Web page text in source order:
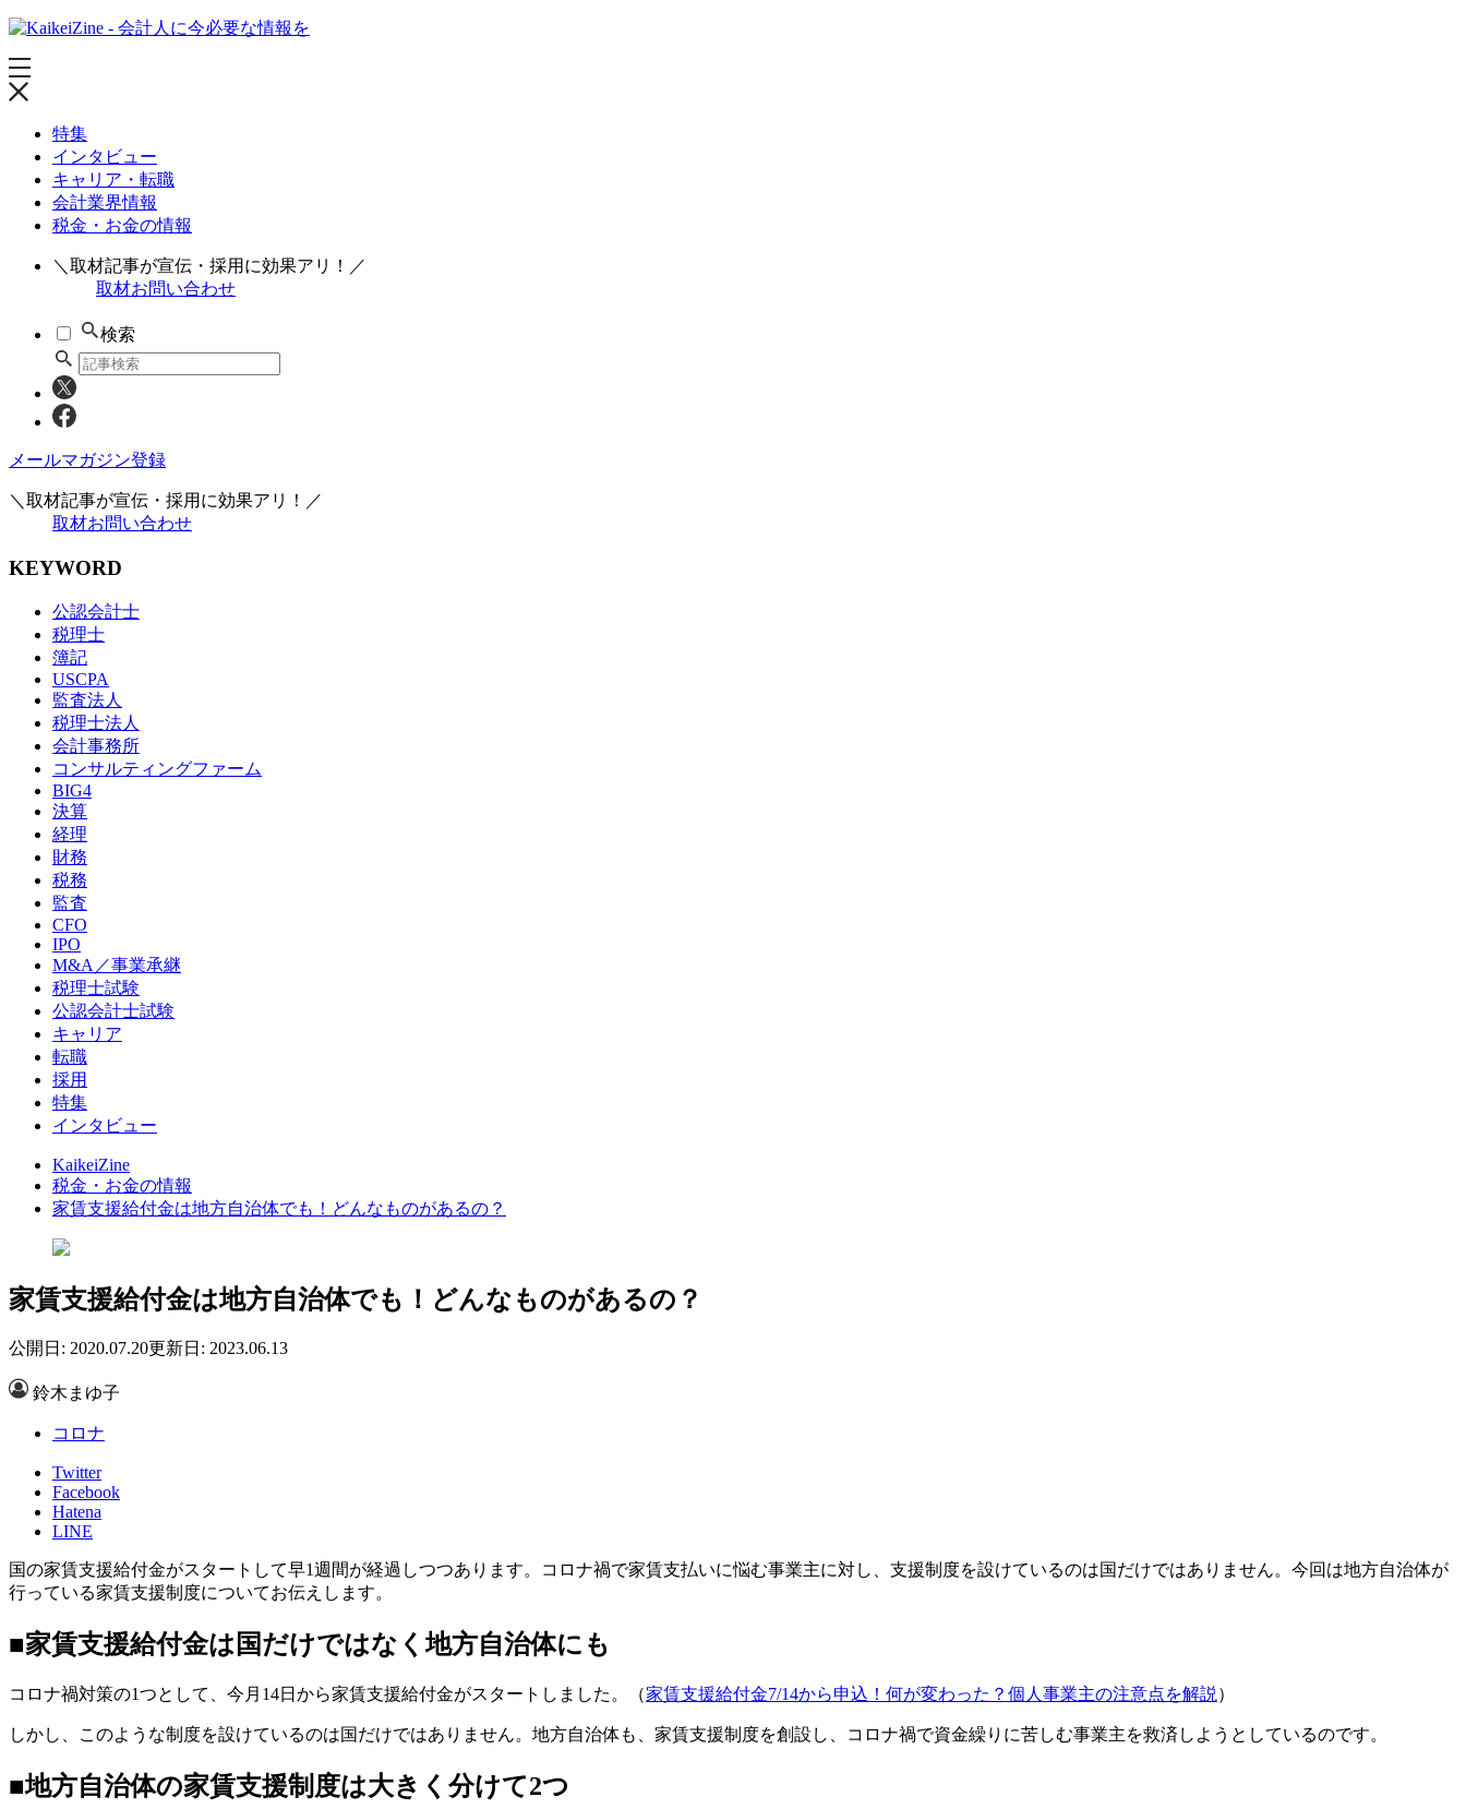
特集
インタビュー
キャリア・転職
会計業界情報
税金・お金の情報
＼取材記事が宣伝・採用に効果アリ！／
取材お問い合わせ
検索
メールマガジン登録
＼取材記事が宣伝・採用に効果アリ！／
取材お問い合わせ
KEYWORD
公認会計士
税理士
簿記
USCPA
監査法人
税理士法人
会計事務所
コンサルティングファーム
BIG4
決算
経理
財務
税務
監査
CFO
IPO
M&A／事業承継
税理士試験
公認会計士試験
キャリア
転職
採用
特集
インタビュー
KaikeiZine
税金・お金の情報
家賃支援給付金は地方自治体でも！どんなものがあるの？
家賃支援給付金は地方自治体でも！どんなものがあるの？
公開日: 2020.07.20更新日: 2023.06.13
鈴木まゆ子
コロナ
Twitter
Facebook
Hatena
LINE
国の家賃支援給付金がスタートして早1週間が経過しつつあります。コロナ禍で家賃支払いに悩む事業主に対し、支援制度を設けているのは国だけではありません。今回は地方自治体が
行っている家賃支援制度についてお伝えします。
■家賃支援給付金は国だけではなく地方自治体にも
コロナ禍対策の1つとして、今月14日から家賃支援給付金がスタートしました。（家賃支援給付金7/14から申込！何が変わった？個人事業主の注意点を解説 ）
しかし、このような制度を設けているのは国だけではありません。地方自治体も、家賃支援制度を創設し、コロナ禍で資金繰りに苦しむ事業主を救済しようとしているのです。
■地方自治体の家賃支援制度は大きく分けて2つ